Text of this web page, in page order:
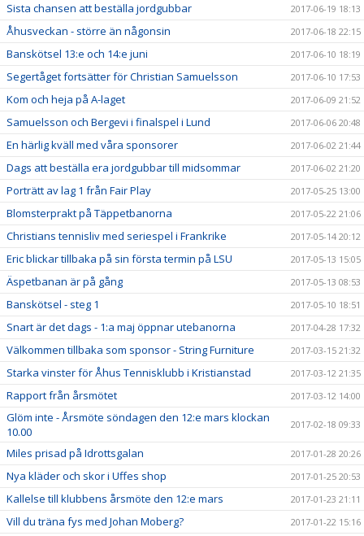
Sista chansen att beställa jordgubbar 2017-06-19 18:13
Åhusveckan - större än någonsin 2017-06-18 22:15
Banskötsel 13:e och 14:e juni 2017-06-10 18:19
Segertåget fortsätter för Christian Samuelsson 2017-06-10 17:53
Kom och heja på A-laget 2017-06-09 21:52
Samuelsson och Bergevi i finalspel i Lund 2017-06-06 20:48
En härlig kväll med våra sponsorer 2017-06-02 21:44
Dags att beställa era jordgubbar till midsommar 2017-06-02 21:20
Porträtt av lag 1 från Fair Play 2017-05-25 13:00
Blomsterprakt på Täppetbanorna 2017-05-22 21:06
Christians tennisliv med seriespel i Frankrike 2017-05-14 20:12
Eric blickar tillbaka på sin första termin på LSU 2017-05-13 15:05
Äspetbanan är på gång 2017-05-13 08:53
Banskötsel - steg 1 2017-05-10 18:51
Snart är det dags - 1:a maj öppnar utebanorna 2017-04-28 17:32
Välkommen tillbaka som sponsor - String Furniture 2017-03-15 21:32
Starka vinster för Åhus Tennisklubb i Kristianstad 2017-03-12 21:35
Rapport från årsmötet 2017-03-12 14:00
Glöm inte - Årsmöte söndagen den 12:e mars klockan
10.00
2017-02-18 09:33
Miles prisad på Idrottsgalan 2017-01-28 20:26
Nya kläder och skor i Uffes shop 2017-01-25 20:53
Kallelse till klubbens årsmöte den 12:e mars 2017-01-23 21:11
Vill du träna fys med Johan Moberg? 2017-01-22 15:16